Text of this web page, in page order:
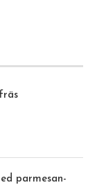
parmesan-